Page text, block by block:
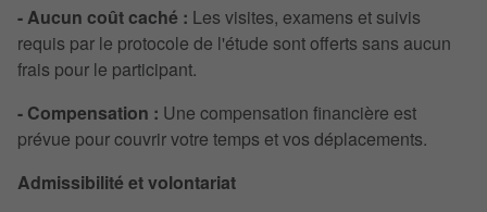
- Aucun coût caché : Les visites, examens et suivis
requis par le protocole de l'étude sont offerts sans aucun
frais pour le participant.
- Compensation : Une compensation financière est
prévue pour couvrir votre temps et vos déplacements.
Admissibilité et volontariat